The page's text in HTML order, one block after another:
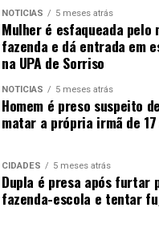
NOTÍCIAS 5 meses atrás
Mulher é esfaqueada pelo
fazenda e dá entrada em
na UPA de Sorriso
NOTÍCIAS 5 meses atrás
Homem é preso suspeito
matar a própria irmã de
CIDADES 5 meses atrás
Dupla é presa após furtar
fazenda-escola e tentar